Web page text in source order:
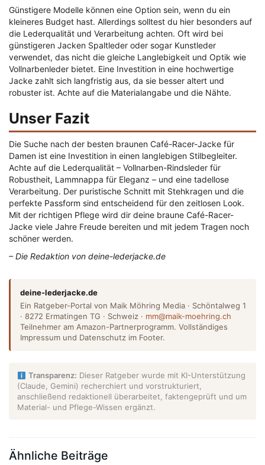
Günstigere Modelle können eine Option sein, wenn du ein
kleineres Budget hast. Allerdings solltest du hier besonders auf
die Lederqualität und Verarbeitung achten. Oft wird bei
günstigeren Jacken Spaltleder oder sogar Kunstleder
verwendet, das nicht die gleiche Langlebigkeit und Optik wie
Vollnarbenleder bietet. Eine Investition in eine hochwertige
Jacke zahlt sich langfristig aus, da sie besser altert und
robuster ist. Achte auf die Materialangabe und die Nähte.
Unser Fazit
Die Suche nach der besten braunen Café-Racer-Jacke für
Damen ist eine Investition in einen langlebigen Stilbegleiter.
Achte auf die Lederqualität – Vollnarben-Rindsleder für
Robustheit, Lammnappa für Eleganz – und eine tadellose
Verarbeitung. Der puristische Schnitt mit Stehkragen und die
perfekte Passform sind entscheidend für den zeitlosen Look.
Mit der richtigen Pflege wird dir deine braune Café-Racer-
Jacke viele Jahre Freude bereiten und mit jedem Tragen noch
schöner werden.
– Die Redaktion von deine-lederjacke.de
deine-lederjacke.de
Ein Ratgeber-Portal von Maik Möhring Media · Schöntalweg 1
· 8272 Ermatingen TG · Schweiz · mm@maik-moehring.ch
Teilnehmer am Amazon-Partnerprogramm. Vollständiges
Impressum und Datenschutz im Footer.
Transparenz: Dieser Ratgeber wurde mit KI-Unterstützung
(Claude, Gemini) recherchiert und vorstrukturiert,
anschließend redaktionell überarbeitet, faktengeprüft und um
Material- und Pflege-Wissen ergänzt.
Ähnliche Beiträge